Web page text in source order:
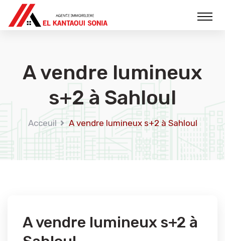
A vendre lumineux
s+2 à Sahloul
Acceuil A vendre lumineux s+2 à Sahloul
A vendre lumineux s+2 à